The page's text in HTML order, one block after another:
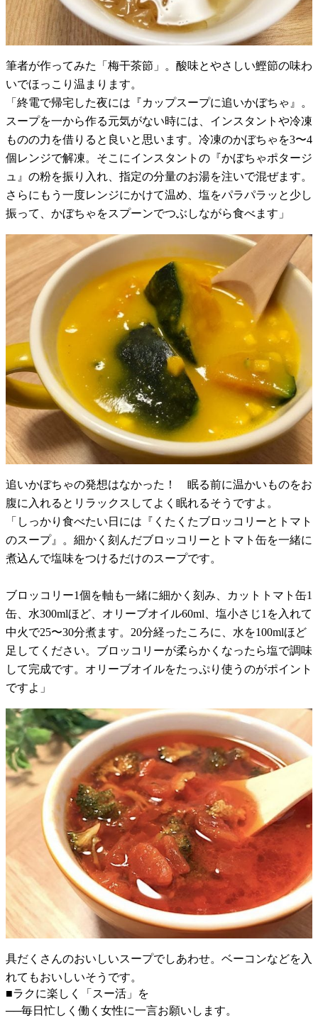
筆者が作ってみた「梅干茶節」。酸味とやさしい鰹節の味わ
いでほっこり温まります。
「終電で帰宅した夜には『カップスープに追いかぼちゃ』。
スープを一から作る元気がない時には、インスタントや冷凍
ものの力を借りると良いと思います。冷凍のかぼちゃを3〜4
個レンジで解凍。そこにインスタントの『かぼちゃポタージ
ュ』の粉を振り入れ、指定の分量のお湯を注いで混ぜます。
さらにもう一度レンジにかけて温め、塩をパラパラッと少し
振って、かぼちゃをスプーンでつぶしながら食べます」
追いかぼちゃの発想はなかった！ 眠る前に温かいものをお
腹に入れるとリラックスしてよく眠れるそうですよ。
「しっかり食べたい日には『くたくたブロッコリーとトマト
のスープ』。細かく刻んだブロッコリーとトマト缶を一緒に
煮込んで塩味をつけるだけのスープです。
ブロッコリー1個を軸も一緒に細かく刻み、カットトマト缶1
缶、水300mlほど、オリーブオイル60ml、塩小さじ1を入れて
中火で25〜30分煮ます。20分経ったころに、水を100mlほど
足してください。ブロッコリーが柔らかくなったら塩で調味
して完成です。オリーブオイルをたっぷり使うのがポイント
ですよ」
具だくさんのおいしいスープでしあわせ。ベーコンなどを入
れてもおいしいそうです。
■ラクに楽しく「スー活」を
──毎日忙しく働く女性に一言お願いします。